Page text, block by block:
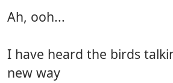
Ah, ooh...
I have heard the birds
new way